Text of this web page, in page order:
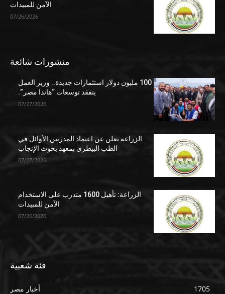
الآمن للمبيدات
07/26/2026
منشورات شائعة
100 مليون دولار استثمارات جديدة.. وزير العمل
يتفقد توسعات “هاندا مصر”.
07/27/2026
الزراعة تعلن عن اعتماد المدربين الأوائل في
الطب البيطري بمعهد بحوث الإنجاب
07/27/2026
الزراعة: تأهيل 1600 متدرب على الاستخدام
الآمن للمبيدات
07/26/2026
فئة شعبية
أخبار مصر
1705